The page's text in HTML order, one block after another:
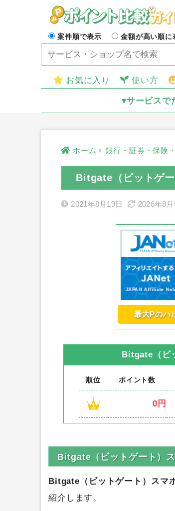
案件順で表示 金額が高い順に
お気に入り 使い方
▾サービスで
ホーム 銀行・証券・保険
Bitgate（ビットゲ
2021年8月19日 2026年8月
最大Pのハ
Bitgate（ビ
順位 ポイント数
0円
Bitgate（ビットゲート）